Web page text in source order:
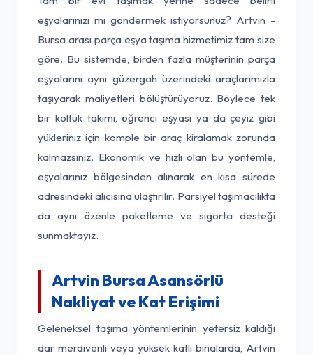
eşyalarınızı mı göndermek istiyorsunuz? Artvin -
Bursa arası parça eşya taşıma hizmetimiz tam size
göre. Bu sistemde, birden fazla müşterinin parça
eşyalarını aynı güzergah üzerindeki araçlarımızla
taşıyarak maliyetleri bölüştürüyoruz. Böylece tek
bir koltuk takımı, öğrenci eşyası ya da çeyiz gibi
yükleriniz için komple bir araç kiralamak zorunda
kalmazsınız. Ekonomik ve hızlı olan bu yöntemle,
eşyalarınız bölgesinden alınarak en kısa sürede
adresindeki alıcısına ulaştırılır. Parsiyel taşımacılıkta
da aynı özenle paketleme ve sigorta desteği
sunmaktayız.
Artvin Bursa Asansörlü
Nakliyat ve Kat Erişimi
Geleneksel taşıma yöntemlerinin yetersiz kaldığı
dar merdivenli veya yüksek katlı binalarda, Artvin